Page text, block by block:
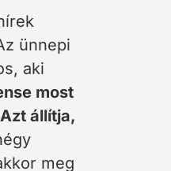
ünnepi
aki
most
állítja,
meg